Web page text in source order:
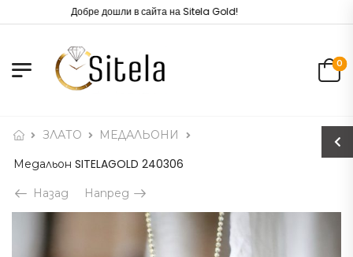
Добре дошли в сайта на Sitela Gold!
0
ЗЛАТО
МЕДАЛЬОНИ
Медальон SITELAGOLD 240306
Назад Напред